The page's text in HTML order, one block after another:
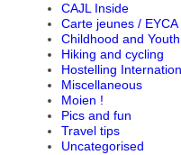
CAJL Inside
Carte jeunes / EYCA
Childhood and Youth
Hiking and cycling
Hostelling
Miscellaneous
Moien !
Pics and fun
Travel tips
Uncategorised